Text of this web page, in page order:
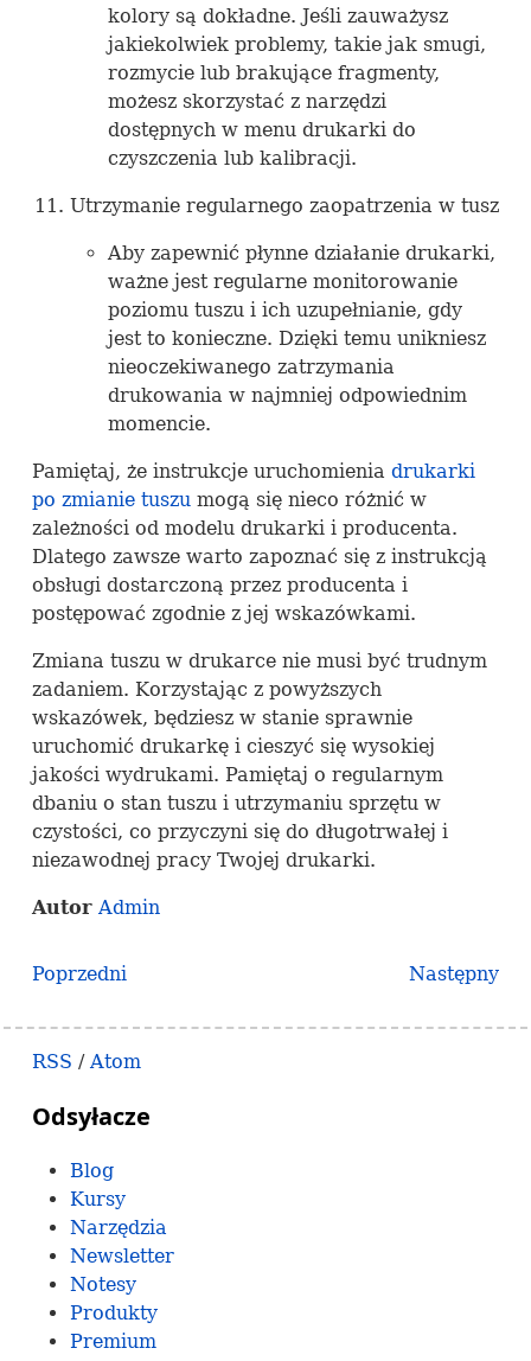
kolory są dokładne. Jeśli zauważysz
jakiekolwiek problemy, takie jak smugi,
rozmycie lub brakujące fragmenty,
możesz skorzystać z narzędzi
dostępnych w menu drukarki do
czyszczenia lub kalibracji.
Utrzymanie regularnego zaopatrzenia w tusz
Aby zapewnić płynne działanie drukarki,
ważne jest regularne monitorowanie
poziomu tuszu i ich uzupełnianie, gdy
jest to konieczne. Dzięki temu unikniesz
nieoczekiwanego zatrzymania
drukowania w najmniej odpowiednim
momencie.
Pamiętaj, że instrukcje uruchomienia drukarki
po zmianie tuszumogą się nieco różnić w
zależności od modelu drukarki i producenta.
Dlatego zawsze warto zapoznać się z instrukcją
obsługi dostarczoną przez producenta i
postępować zgodnie z jej wskazówkami.
Zmiana tuszu w drukarce nie musi być trudnym
zadaniem. Korzystając z powyższych
wskazówek, będziesz w stanie sprawnie
uruchomić drukarkę i cieszyć się wysokiej
jakości wydrukami. Pamiętaj o regularnym
dbaniu o stan tuszu i utrzymaniu sprzętu w
czystości, co przyczyni się do długotrwałej i
niezawodnej pracy Twojej drukarki.
AutorAdmin
Poprzedni Następny
RSS /Atom
Odsyłacze
Blog
Kursy
Narzędzia
Newsletter
Notesy
Produkty
Premium